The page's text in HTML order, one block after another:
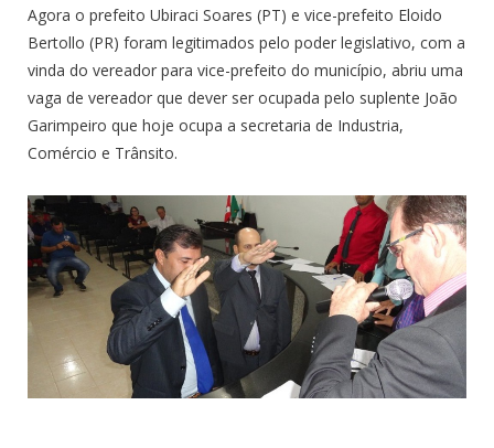
Agora o prefeito Ubiraci Soares (PT) e vice-prefeito Eloido
Bertollo (PR) foram legitimados pelo poder legislativo, com a
vinda do vereador para vice-prefeito do município, abriu uma
vaga de vereador que dever ser ocupada pelo suplente João
Garimpeiro que hoje ocupa a secretaria de Industria,
Comércio e Trânsito.